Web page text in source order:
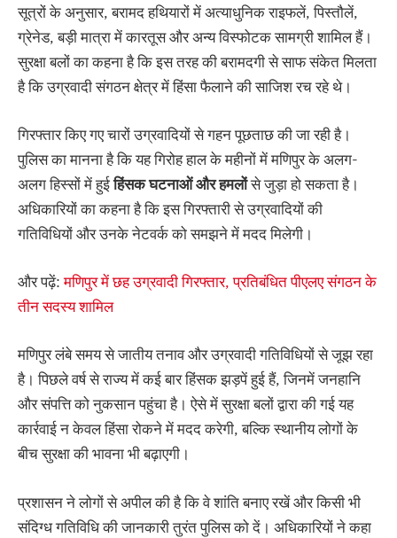
सूत्रों के अनुसार, बरामद हथियारों में अत्याधुनिक राइफलें, पिस्तौलें,
ग्रेनेड, बड़ी मात्रा में कारतूस और अन्य विस्फोटक सामग्री शामिल हैं।
सुरक्षा बलों का कहना है कि इस तरह की बरामदगी से साफ संकेत मिलता
है कि उग्रवादी संगठन क्षेत्र में हिंसा फैलाने की साजिश रच रहे थे।
गिरफ्तार किए गए चारों उग्रवादियों से गहन पूछताछ की जा रही है।
पुलिस का मानना है कि यह गिरोह हाल के महीनों में मणिपुर के अलग-
अलग हिस्सों में हुईहिंसकघटनाओंऔरहमलोंसे जुड़ा हो सकता है।
अधिकारियों का कहना है कि इस गिरफ्तारी से उग्रवादियों की
गतिविधियों और उनके नेटवर्क को समझने में मदद मिलेगी।
और पढ़ें:मणिपुर में छह उग्रवादी गिरफ्तार, प्रतिबंधित पीएलए संगठन के
तीन सदस्य शामिल
मणिपुर लंबे समय से जातीय तनाव और उग्रवादी गतिविधियों से जूझ रहा
है। पिछले वर्ष से राज्य में कई बार हिंसक झड़पें हुई हैं, जिनमें जनहानि
और संपत्ति को नुकसान पहुंचा है। ऐसे में सुरक्षा बलों द्वारा की गई यह
कार्रवाई न केवल हिंसा रोकने में मदद करेगी, बल्कि स्थानीय लोगों के
बीच सुरक्षा की भावना भी बढ़ाएगी।
प्रशासन ने लोगों से अपील की है कि वे शांति बनाए रखें और किसी भी
संदिग्ध गतिविधि की जानकारी तुरंत पुलिस को दें। अधिकारियों ने कहा